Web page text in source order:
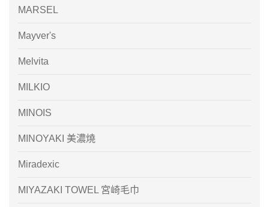
MARSEL
Mayver's
Melvita
MILKIO
MINOIS
MINOYAKI 美濃燒
Miradexic
MIYAZAKI TOWEL 宮崎毛巾